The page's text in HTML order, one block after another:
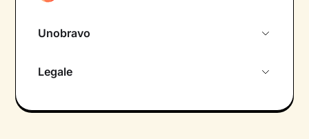
Unobravo
Psicologo in chat
Legale